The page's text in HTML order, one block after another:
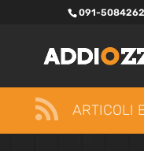
091-5084262
 ARTICOLI